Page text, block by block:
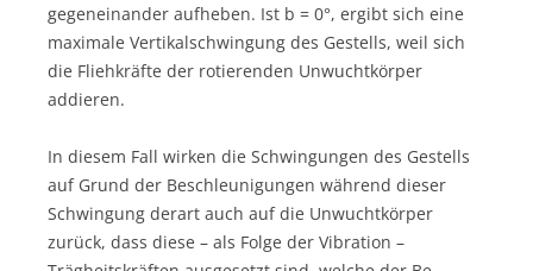
gegeneinander aufheben. Ist b = 0°, ergibt sich eine
maximale Vertikalschwingung des Gestells, weil sich
die Fliehkräfte der rotierenden Unwuchtkörper
addieren.
In diesem Fall wirken die Schwingungen des Gestells
auf Grund der Beschleunigungen während dieser
Schwingung derart auch auf die Unwuchtkörper
zurück, dass diese – als Folge der Vibra­tion –